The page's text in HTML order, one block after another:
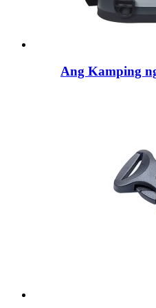
Ang Kamping